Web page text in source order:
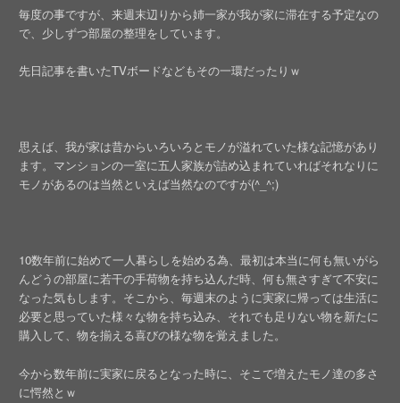
毎度の事ですが、来週末辺りから姉一家が我が家に滞在する予定なの
で、少しずつ部屋の整理をしています。
先日記事を書いたTVボードなどもその一環だったりｗ
思えば、我が家は昔からいろいろとモノが溢れていた様な記憶があり
ます。マンションの一室に五人家族が詰め込まれていればそれなりに
モノがあるのは当然といえば当然なのですが(^_^;)
10数年前に始めて一人暮らしを始める為、最初は本当に何も無いがら
んどうの部屋に若干の手荷物を持ち込んだ時、何も無さすぎて不安に
なった気もします。そこから、毎週末のように実家に帰っては生活に
必要と思っていた様々な物を持ち込み、それでも足りない物を新たに
購入して、物を揃える喜びの様な物を覚えました。
今から数年前に実家に戻るとなった時に、そこで増えたモノ達の多さ
に愕然とｗ